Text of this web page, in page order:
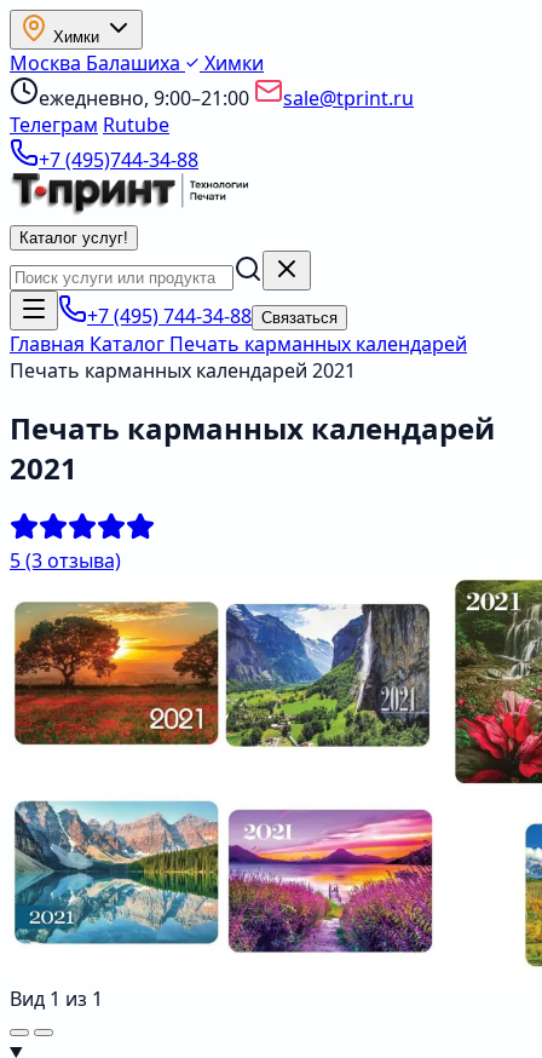
Химки
Москва Балашиха
Химки
ежедневно, 9:00–21:00
sale@tprint.ru
Телеграм Rutube
+7 (495)744-34-88
Каталог услуг!
+7 (495) 744-34-88 Связаться
Главная Каталог Печать карманных календарей
Печать карманных календарей 2021
Печать карманных календарей
2021
5(3 отзыва)
Вид 1 из 1